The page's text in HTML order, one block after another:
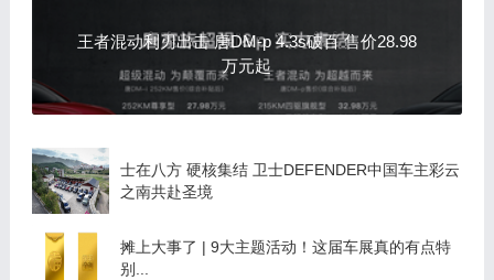
王者混动利刃出击 唐DM-p 4.3s破百 售价28.98
万元起
士在八方 硬核集结 卫士DEFENDER中国车主彩云
之南共赴圣境
摊上大事了 | 9大主题活动！这届车展真的有点特
别...